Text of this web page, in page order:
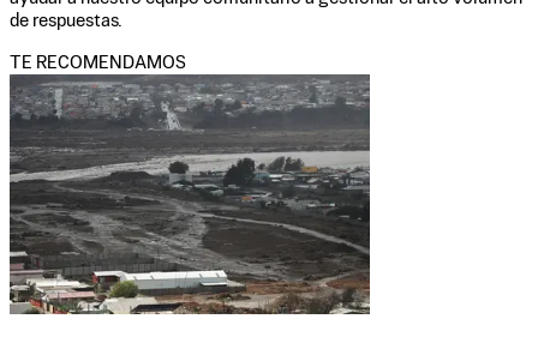
de respuestas.
TE RECOMENDAMOS